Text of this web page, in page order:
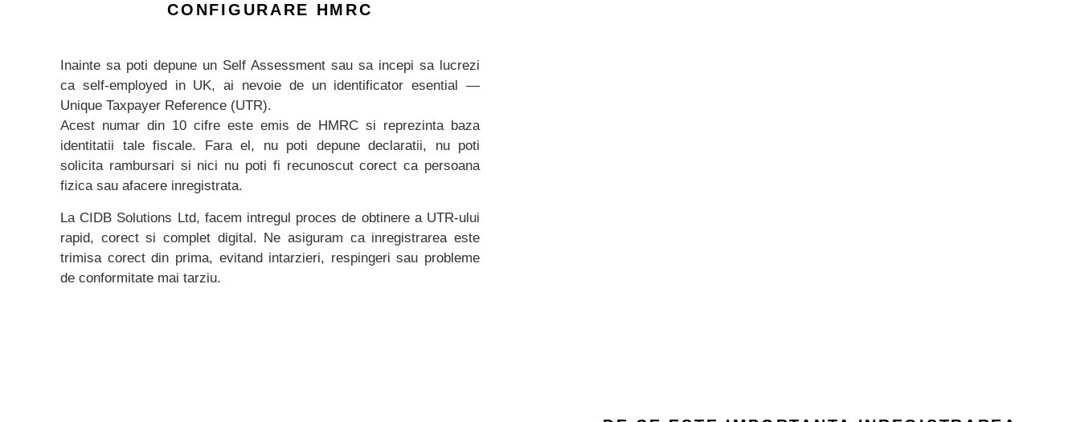
CONFIGURARE HMRC
Inainte sa poti depune un Self Assessment sau sa incepi sa lucrezi
ca self-employed in UK, ai nevoie de un identificator esential —
Unique Taxpayer Reference (UTR).
Acest numar din 10 cifre este emis de HMRC si reprezinta baza
identitatii tale fiscale. Fara el, nu poti depune declaratii, nu poti
solicita rambursari si nici nu poti fi recunoscut corect ca persoana
fizica sau afacere inregistrata.
La CIDB Solutions Ltd, facem intregul proces de obtinere a UTR-ului
rapid, corect si complet digital. Ne asiguram ca inregistrarea este
trimisa corect din prima, evitand intarzieri, respingeri sau probleme
de conformitate mai tarziu.